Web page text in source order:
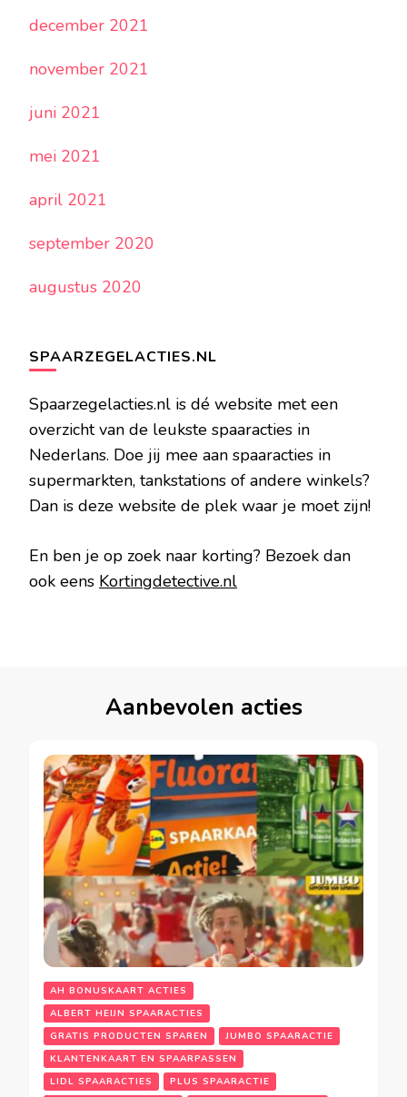
december 2021
november 2021
juni 2021
mei 2021
april 2021
september 2020
augustus 2020
SPAARZEGELACTIES.NL
Spaarzegelacties.nl is dé website met een
overzicht van de leukste spaaracties in
Nederlans. Doe jij mee aan spaaracties in
supermarkten, tankstations of andere winkels?
Dan is deze website de plek waar je moet zijn!
En ben je op zoek naar korting? Bezoek dan
ook eens Kortingdetective.nl
Aanbevolen acties
AH BONUSKAART ACTIES
ALBERT HEIJN SPAARACTIES
GRATIS PRODUCTEN SPAREN
JUMBO SPAARACTIE
KLANTENKAART EN SPAARPASSEN
LIDL SPAARACTIES
PLUS SPAARACTIE